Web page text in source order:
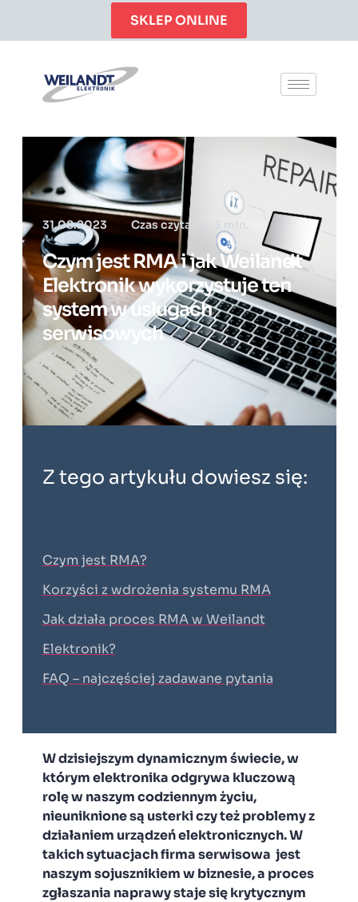
SKLEP ONLINE
31.08.2023 Czas czytania: 3 min.
Czym jest RMA i jak Weilandt
Elektronik wykorzystuje ten
system w usługach
serwisowych
Z tego artykułu dowiesz się:
Czym jest RMA?
Korzyści z wdrożenia systemu RMA​
Jak działa proces RMA w Weilandt
Elektronik?
FAQ – najczęściej zadawane pytania
W dzisiejszym dynamicznym świecie, w
którym elektronika odgrywa kluczową
rolę w naszym codziennym życiu,
nieuniknione są usterki czy też problemy z
działaniem urządzeń elektronicznych. W
takich sytuacjach firma serwisowa jest
naszym sojusznikiem w biznesie, a proces
zgłaszania naprawy staje się krytycznym